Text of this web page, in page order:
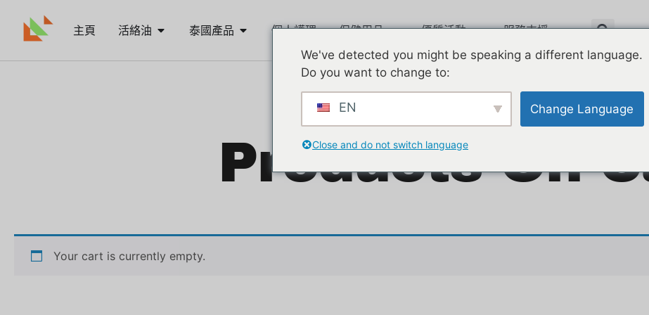
主頁 活絡油 泰國產品 個人護理 保健用品 優質活動 服務支援
Products On
Your cart is currently empty.
We've detected you might be speaking a different language.
Do you want to change to:
EN Change Language
Close and do not switch language